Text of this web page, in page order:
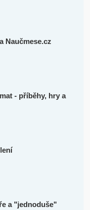
Naučmese.cz
- příběhy, hry a
a "jednoduše"